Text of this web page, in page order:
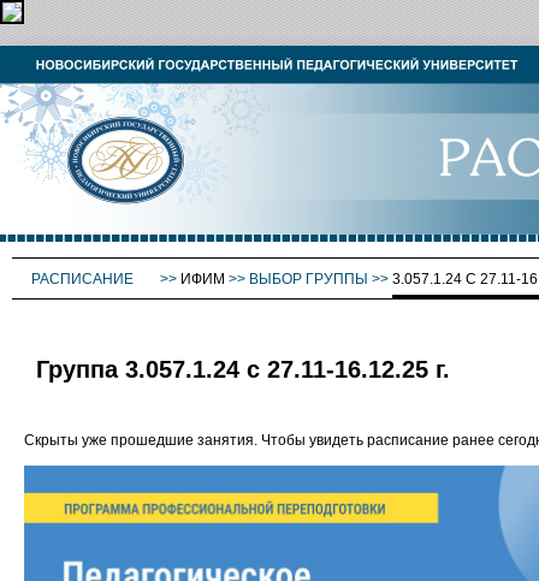
РАСПИСАНИЕ >> ИФИМ >> ВЫБОР ГРУППЫ >> 3.057.1.24 С 27.11-
Группа 3.057.1.24 с 27.11-16.12.25 г.
Скрыты уже прошедшие занятия. Чтобы увидеть расписание ранее